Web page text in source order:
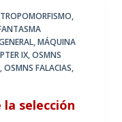
,
,MÁQUINA
IX,OSMNS
,OSMNS FALACIAS,
selección